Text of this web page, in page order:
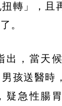
轉」，且
。
出，當天
孩送醫時
疑急性腸